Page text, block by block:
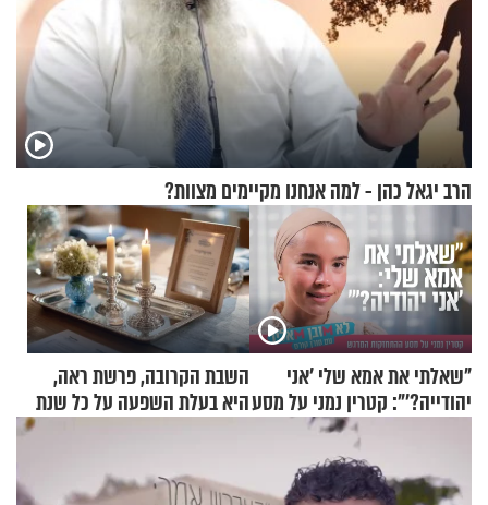
הרב יגאל כהן - למה אנחנו מקיימים מצוות?
"שאלתי את אמא שלי 'אני
יהודייה?'": קטרין נמני על מסע
ההתחזקות המרגש
השבת הקרובה, פרשת ראה,
היא בעלת השפעה על כל שנת